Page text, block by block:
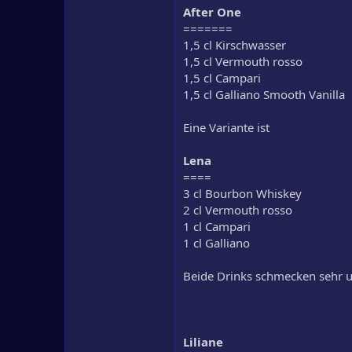
After One
=======
1,5 cl Kirschwasser
1,5 cl Vermouth rosso
1,5 cl Campari
1,5 cl Galliano Smooth Vanilla
Eine Variante ist
Lena
====
3 cl Bourbon Whiskey
2 cl Vermouth rosso
1 cl Campari
1 cl Galliano
Beide Drinks schmecken sehr
Liliane